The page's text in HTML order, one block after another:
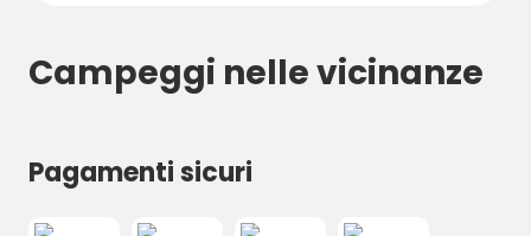
Campeggi nelle vicinanze
Pagamenti sicuri